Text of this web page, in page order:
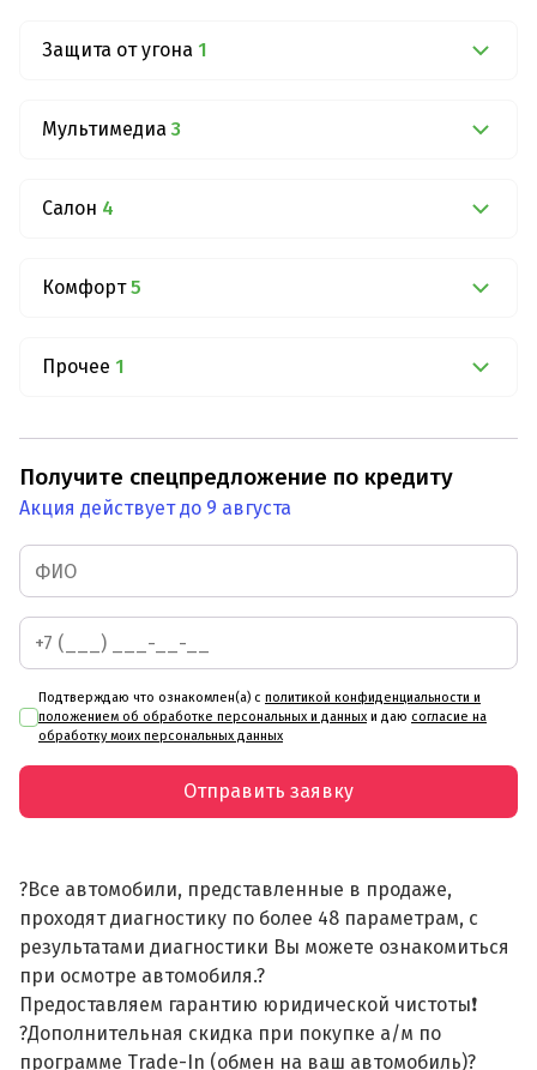
Защита от угона 1
Мультимедиа 3
Салон 4
Комфорт 5
Прочее 1
Получите спецпредложение по кредиту
Акция действует до 9 августа
Подтверждаю что ознакомлен(а) с политикой конфиденциальности и
положением об обработке персональных и данных и даю согласие на
обработку моих персональных данных
Отправить заявку
?Все автомобили, представленные в продаже,
проходят диагностику по более 48 параметрам, с
результатами диагностики Вы можете ознакомиться
при осмотре автомобиля.?
Предоставляем гарантию юридической чистоты❗
?Дополнительная скидка при покупке а/м по
программе Trade-In (обмен на ваш автомобиль)?